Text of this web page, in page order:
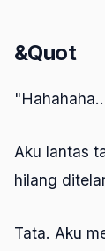
&Quot
Aku lantas
hilang
Tata. Aku